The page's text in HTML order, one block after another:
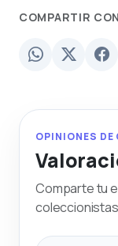
COMPARTIR
OPINIONES DE
Comparte tu